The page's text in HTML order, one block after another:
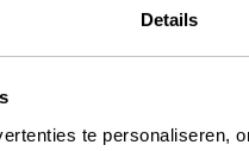
Details
te personaliseren,